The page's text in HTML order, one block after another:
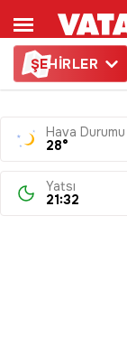
ŞEHİRLER
Hava Durumu
28°
Yatsı
21:32